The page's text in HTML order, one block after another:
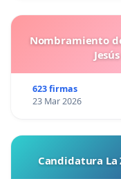
Nombramiento
623 firmas
23 Mar 2026
Candidatura